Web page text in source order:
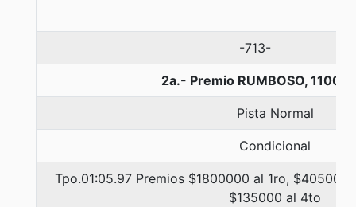
-713-
2a.- Premio RUMBOSO, 1100
Pista Normal
Condicional
Tpo.01:05.97 Premios $1800000 al 1ro,
$135000 al 4to